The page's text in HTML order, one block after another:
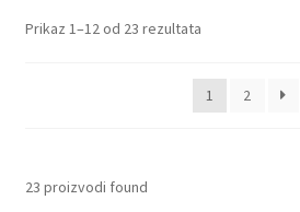
Prikaz 1–12 od 23 rezultata
1 2
23 proizvodi found